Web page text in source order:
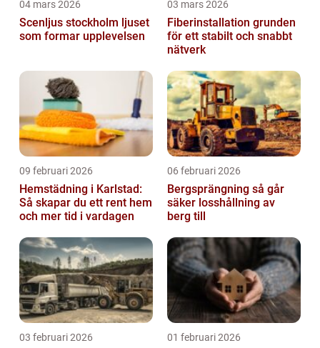
04 mars 2026
Scenljus stockholm ljuset
som formar upplevelsen
03 mars 2026
Fiberinstallation grunden
för ett stabilt och snabbt
nätverk
09 februari 2026
Hemstädning i Karlstad:
Så skapar du ett rent hem
och mer tid i vardagen
06 februari 2026
Bergsprängning så går
säker losshållning av
berg till
03 februari 2026 01 februari 2026